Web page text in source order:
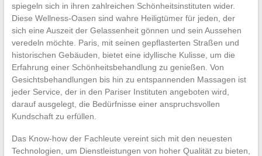
spiegeln sich in ihren zahlreichen Schönheitsinstituten wider.
Diese Wellness-Oasen sind wahre Heiligtümer für jeden, der
sich eine Auszeit der Gelassenheit gönnen und sein Aussehen
veredeln möchte. Paris, mit seinen gepflasterten Straßen und
historischen Gebäuden, bietet eine idyllische Kulisse, um die
Erfahrung einer Schönheitsbehandlung zu genießen. Von
Gesichtsbehandlungen bis hin zu entspannenden Massagen ist
jeder Service, der in den Pariser Instituten angeboten wird,
darauf ausgelegt, die Bedürfnisse einer anspruchsvollen
Kundschaft zu erfüllen.
Das Know-how der Fachleute vereint sich mit den neuesten
Technologien, um Dienstleistungen von hoher Qualität zu bieten,